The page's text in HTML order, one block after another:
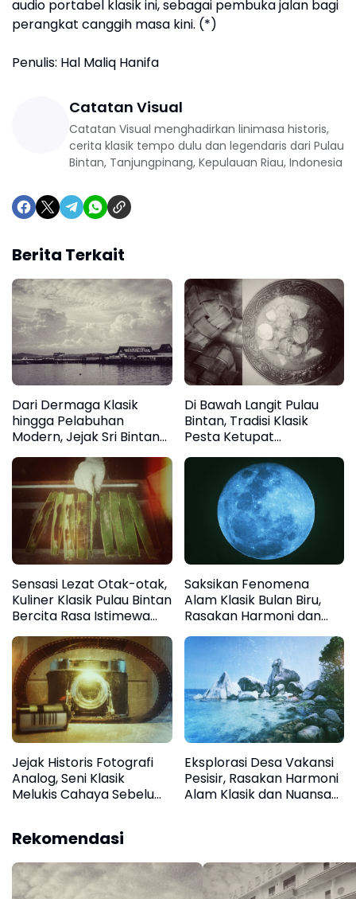
audio portabel klasik ini, sebagai pembuka jalan bagi
perangkat canggih masa kini. (*)
Penulis: Hal Maliq Hanifa
Catatan Visual
Catatan Visual menghadirkan linimasa historis,
cerita klasik tempo dulu dan legendaris dari Pulau
Bintan, Tanjungpinang, Kepulauan Riau, Indonesia
Berita Terkait
Dari Dermaga Klasik
hingga Pelabuhan
Modern, Jejak Sri Bintan
Pura Tanjungpinang
Menyambut Dunia
Di Bawah Langit Pulau
Bintan, Tradisi Klasik
Pesta Ketupat
Menyatukan Ribuan Hati
Sensasi Lezat Otak-otak,
Kuliner Klasik Pulau Bintan
Bercita Rasa Istimewa
dan Autentik
Saksikan Fenomena
Alam Klasik Bulan Biru,
Rasakan Harmoni dan
Nuansa Romantis Langit
Malam
Jejak Historis Fotografi
Analog, Seni Klasik
Melukis Cahaya Sebelum
Eksplorasi Desa Vakansi
Pesisir, Rasakan Harmoni
Alam Klasik dan Nuansa
Rekomendasi